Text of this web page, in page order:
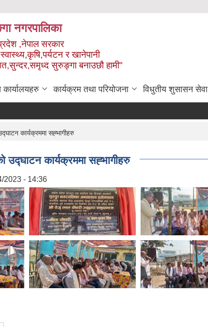
नगरपालिका
,नेपाल सरकार
र खानेपानी
सुरुङ्गा बनाउछौ हामी"
कार्यालयहरु कार्यक्रम तथा परियोजना विधुतीय शुसासन सेवा
कार्यक्रममा सह्भागीहरु
उद्घाटन कार्यक्रममा सह्भागीहरु
2023 - 14:36